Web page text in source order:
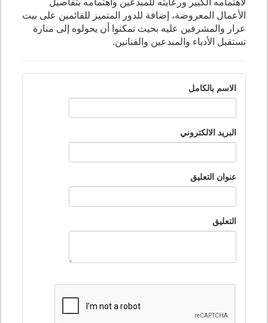
لاهتمامه الكبير ورعايته للمبدعين واهتمامه بتفاصيل
الأعمال المعروضة، إضافة للدور المتميز للقائمين على بيت
عرار والمشرفين عليه بحيث تمكنوا أن يحولوه إلى منارة
تستقبل الأدباء والمبدعين والفنانين.
الاسم بالكامل
البريد الالكتروني
عنوان التعليق
التعليق